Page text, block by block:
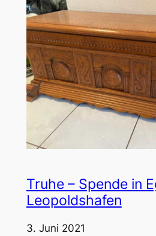
Truhe – Spende in
Leopoldshafen
3. Juni 2021